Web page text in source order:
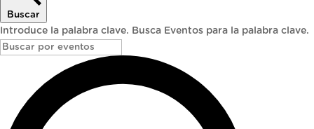
Buscar
Introduce la palabra clave. Busca Eventos para la palabra clave.